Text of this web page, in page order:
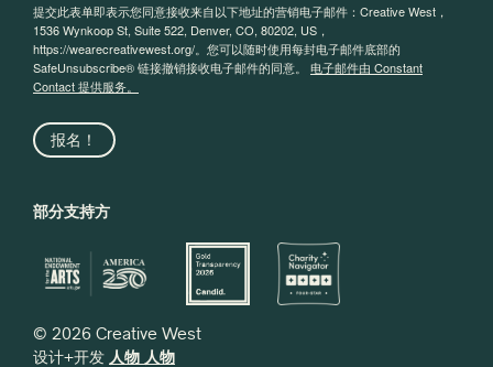
提交此表单即表示您同意接收来自以下地址的营销电子邮件：Creative West，
1536 Wynkoop St, Suite 522, Denver, CO, 80202, US，
https://wearecreativewest.org/。您可以随时使用每封电子邮件底部的
SafeUnsubscribe® 链接撤销接收电子邮件的同意。 电子邮件由 Constant
Contact 提供服务。
报名！
部分支持方
© 2026 Creative West
设计+开发 人物 人物